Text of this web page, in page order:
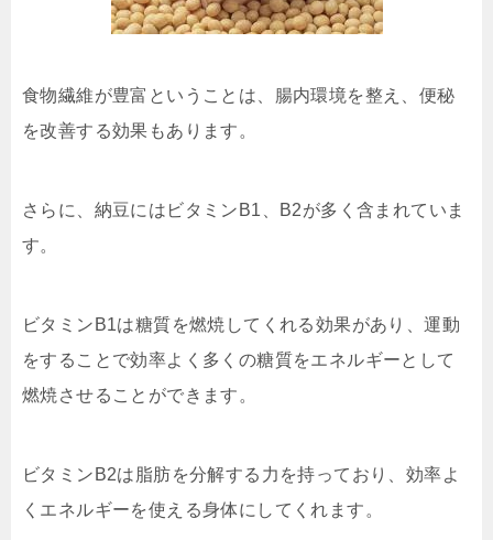
食物繊維が豊富ということは、腸内環境を整え、便秘
を改善する効果もあります。
さらに、納豆にはビタミンB1、B2が多く含まれていま
す。
ビタミンB1は糖質を燃焼してくれる効果があり、運動
をすることで効率よく多くの糖質をエネルギーとして
燃焼させることができます。
ビタミンB2は脂肪を分解する力を持っており、効率よ
くエネルギーを使える身体にしてくれます。